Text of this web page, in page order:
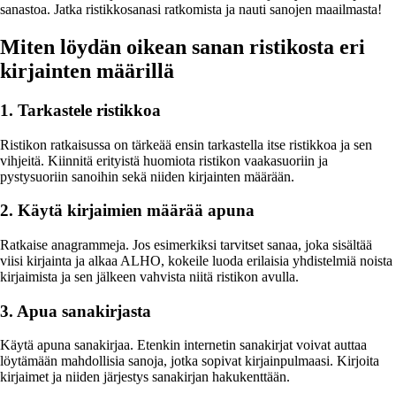
sanastoa. Jatka ristikkosanasi ratkomista ja nauti sanojen maailmasta!
Miten löydän oikean sanan ristikosta eri
kirjainten määrillä
1. Tarkastele ristikkoa
Ristikon ratkaisussa on tärkeää ensin tarkastella itse ristikkoa ja sen
vihjeitä. Kiinnitä erityistä huomiota ristikon vaakasuoriin ja
pystysuoriin sanoihin sekä niiden kirjainten määrään.
2. Käytä kirjaimien määrää apuna
Ratkaise anagrammeja. Jos esimerkiksi tarvitset sanaa, joka sisältää
viisi kirjainta ja alkaa ALHO, kokeile luoda erilaisia yhdistelmiä noista
kirjaimista ja sen jälkeen vahvista niitä ristikon avulla.
3. Apua sanakirjasta
Käytä apuna sanakirjaa. Etenkin internetin sanakirjat voivat auttaa
löytämään mahdollisia sanoja, jotka sopivat kirjainpulmaasi. Kirjoita
kirjaimet ja niiden järjestys sanakirjan hakukenttään.